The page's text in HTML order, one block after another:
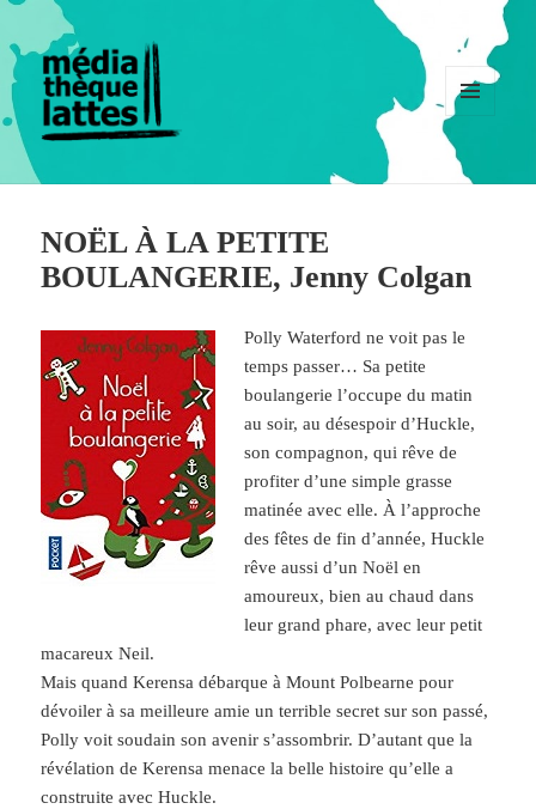
MENU
WIDGETS
NOËL À LA PETITE
BOULANGERIE, Jenny Colgan
Polly Waterford ne voit pas le
temps passer… Sa petite
boulangerie l’occupe du matin
au soir, au désespoir d’Huckle,
son compagnon, qui rêve de
profiter d’une simple grasse
matinée avec elle. À l’approche
des fêtes de fin d’année, Huckle
rêve aussi d’un Noël en
amoureux, bien au chaud dans
leur grand phare, avec leur petit
macareux Neil.
Mais quand Kerensa débarque à Mount Polbearne pour
dévoiler à sa meilleure amie un terrible secret sur son passé,
Polly voit soudain son avenir s’assombrir. D’autant que la
révélation de Kerensa menace la belle histoire qu’elle a
construite avec Huckle.